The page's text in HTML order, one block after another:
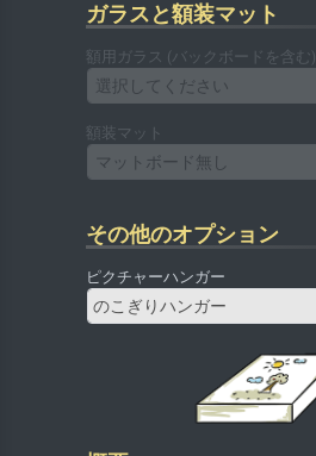
ガラスと額装マット
額用ガラス (バックボードを含む)
選択してください
額装マット
マットボード無し
その他のオプション
ピクチャーハンガー
のこぎりハンガー